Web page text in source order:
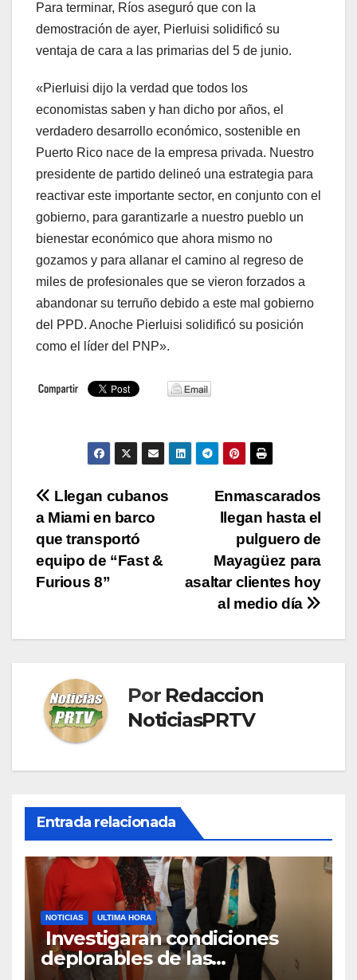
Para terminar, Ríos aseguró que con la
demostración de ayer, Pierluisi solidificó su
ventaja de cara a las primarias del 5 de junio.
«Pierluisi dijo la verdad que todos los
economistas saben y han dicho por años, el
verdadero desarrollo económico, sostenible en
Puerto Rico nace de la empresa privada. Nuestro
presidente de partido delineó una estrategia para
reactivar este importante sector, en conjunto con el
gobierno, para garantizarle a nuestro pueblo un
bienestar económico que ahora mismo no
gozamos y para allanar el camino al regreso de
miles de profesionales que se vieron forzados a
abandonar su terruño debido a este mal gobierno
del PPD. Anoche Pierluisi solidificó su posición
como el líder del PNP».
Navegación
de
entradas
Enmascarados
llegan hasta el
pulguero de
Mayagüez para
asaltar clientes hoy
al medio día
Llegan cubanos
a Miami en barco
que transportó
equipo de “Fast &
Furious 8”
Por Redaccion
NoticiasPRTV
Entrada relacionada
NOTICIAS ULTIMA HORA
Investigaran condiciones
deplorables de las